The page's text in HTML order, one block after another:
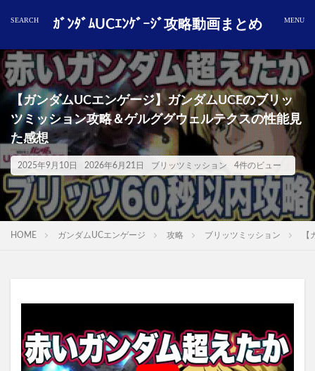
ｶﾞﾝﾀﾞﾑUCｴﾝｹﾞｰｼﾞ攻略動画まとめ
【ガンダムUCエンゲージ】ガンダムUCEのブリッ
ツミッション攻略＆ゲルググウェルテクスの性能見
た感想
2025年9月10日 2026年6月21日 ブリッツミッション 4件のビュー
HOME ガンダムUCエンゲージ 攻略 ブリッツミッション